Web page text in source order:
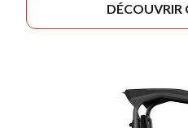
DÉCOUVRIR